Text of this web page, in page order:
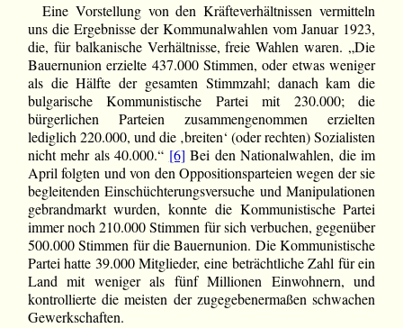
Eine Vorstellung von den Kräfteverhältnissen vermitteln
uns die Ergebnisse der Kommunalwahlen vom Januar 1923,
die, für balkanische Verhältnisse, freie Wahlen waren. „Die
Bauernunion erzielte 437.000 Stimmen, oder etwas weniger
als die Hälfte der gesamten Stimmzahl; danach kam die
bulgarische Kommunistische Partei mit 230.000; die
bürgerlichen Parteien zusammengenommen erzielten
lediglich 220.000, und die ‚breiten‘ (oder rechten) Sozialisten
nicht mehr als 40.000.“ [6] Bei den Nationalwahlen, die im
April folgten und von den Oppositionsparteien wegen der sie
begleitenden Einschüchterungsversuche und Manipulationen
gebrandmarkt wurden, konnte die Kommunistische Partei
immer noch 210.000 Stimmen für sich verbuchen, gegenüber
500.000 Stimmen für die Bauernunion. Die Kommunistische
Partei hatte 39.000 Mitglieder, eine beträchtliche Zahl für ein
Land mit weniger als fünf Millionen Einwohnern, und
kontrollierte die meisten der zugegebenermaßen schwachen
Gewerkschaften.